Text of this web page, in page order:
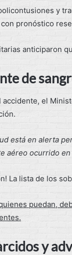
y
pronóstico
anticiparon
de
accidente, el
está en alerta
aéreo ocurrido en
puedan,
y